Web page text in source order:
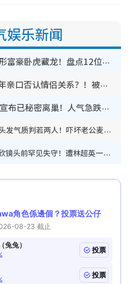
娱乐新闻
《爱·回家》隐形富豪卧虎藏龙！盘点12位财气逼人的有钱艺人：这位美女3亿身家不愁做
叶泓文拍拖一周年亲口否认情侣关系？！被质疑感情造假竟称GM“普通同事”
30岁男艺人低调宣布已秘密离巢！人气急跌变失踪人口：“这几年过得并不容易”
简淑儿染金发剪短头发气质判若两人！吓坏老公麦大力都认不出：“你做什么？”
TVB新闻主播陈嘉欣镜头前罕见失守！遭林超英一句话突袭吓坏当场大笑